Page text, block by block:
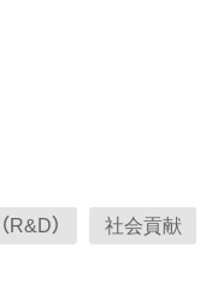
） 社会貢献